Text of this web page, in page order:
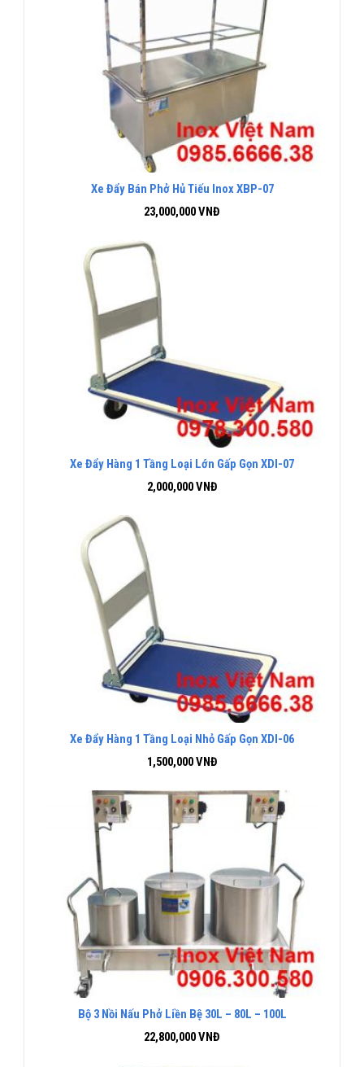
Xe Đẩy Bán Phở Hủ Tiếu Inox XBP-07
23,000,000VNĐ
Xe Đẩy Hàng 1 Tầng Loại Lớn Gấp Gọn XDI-07
2,000,000VNĐ
Xe Đẩy Hàng 1 Tầng Loại Nhỏ Gấp Gọn XDI-06
1,500,000VNĐ
Bộ 3 Nồi Nấu Phở Liền Bệ 30L – 80L – 100L
22,800,000VNĐ